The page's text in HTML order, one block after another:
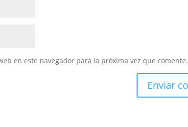
en este navegador para la próxima vez que comente.